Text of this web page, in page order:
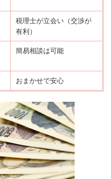
税理士が立会い（交渉が
有利）
簡易相談は可能
おまかせで安心